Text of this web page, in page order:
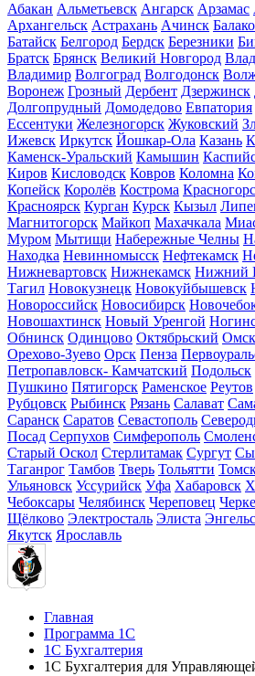
Абакан Альметьевск Ангарск Арзамас
Архангельск Астрахань Ачинск
Батайск Белгород Бердск Березники
Братск Брянск Великий Новгород
Владимир Волгоград Волгодонск
Воронеж Грозный Дербент Дзержинск
Долгопрудный Домодедово Евпатория
Ессентуки Железногорск Жуковский
Ижевск Иркутск Йошкар-Ола Казань
Каменск-Уральский Камышин
Киров Кисловодск Ковров Коломна
Копейск Королёв Кострома
Красноярск Курган Курск Кызыл
Магнитогорск Майкоп Махачкала
Муром Мытищи Набережные Челны
Находка Невинномысск Нефтекамск
Нижневартовск Нижнекамск Нижний
Тагил Новокузнецк Новокуйбышевск
Новороссийск Новосибирск
Новошахтинск Новый Уренгой
Обнинск Одинцово Октябрьский Омск
Орехово-Зуево Орск Пенза
Петропавловск- Камчатский Подольск
Пушкино Пятигорск Раменское Реутов
Рубцовск Рыбинск Рязань Салават
Саранск Саратов Севастополь
Посад Серпухов Симферополь
Старый Оскол Стерлитамак Сургут
Таганрог Тамбов Тверь Тольятти
Ульяновск Уссурийск Уфа Хабаровск
Чебоксары Челябинск Череповец
Щёлково Электросталь Элиста Энгельс
Якутск Ярославль
Главная
Программа 1С
1С Бухгалтерия
1С Бухгалтерия для